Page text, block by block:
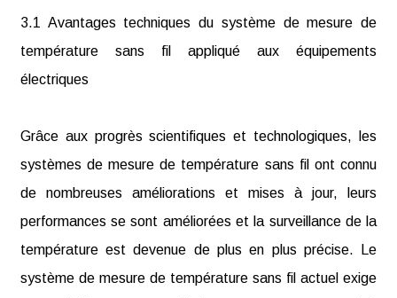
3.1 Avantages techniques du système de mesure de
température sans fil appliqué aux équipements
électriques
Grâce aux progrès scientifiques et technologiques, les
systèmes de mesure de température sans fil ont connu
de nombreuses améliorations et mises à jour, leurs
performances se sont améliorées et la surveillance de la
température est devenue de plus en plus précise. Le
système de mesure de température sans fil actuel exige